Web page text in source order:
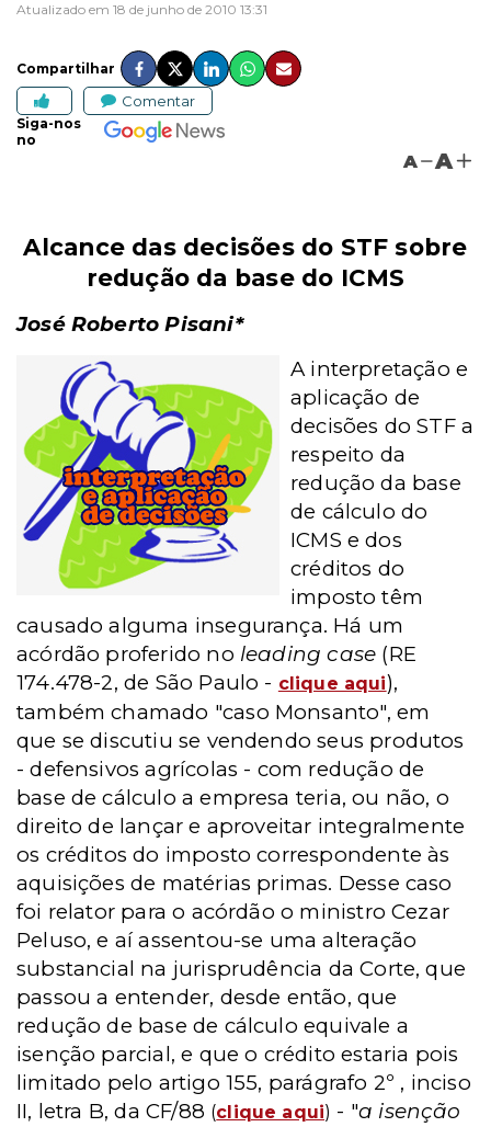
Atualizado em 18 de junho de 2010 13:31
Compartilhar
Comentar
Siga-nos
no
A A
Alcance das decisões do STF sobre
redução da base do ICMS
José Roberto Pisani*
A interpretação e
aplicação de
decisões do STF a
respeito da
redução da base
de cálculo do
ICMS e dos
créditos do
imposto têm
causado alguma insegurança. Há um
acórdão proferido no leading case (RE
174.478-2, de São Paulo - clique aqui),
também chamado "caso Monsanto", em
que se discutiu se vendendo seus produtos
- defensivos agrícolas - com redução de
base de cálculo a empresa teria, ou não, o
direito de lançar e aproveitar integralmente
os créditos do imposto correspondente às
aquisições de matérias primas. Desse caso
foi relator para o acórdão o ministro Cezar
Peluso, e aí assentou-se uma alteração
substancial na jurisprudência da Corte, que
passou a entender, desde então, que
redução de base de cálculo equivale a
isenção parcial, e que o crédito estaria pois
limitado pelo artigo 155, parágrafo 2º , inciso
II, letra B, da CF/88 (clique aqui) - "a isenção